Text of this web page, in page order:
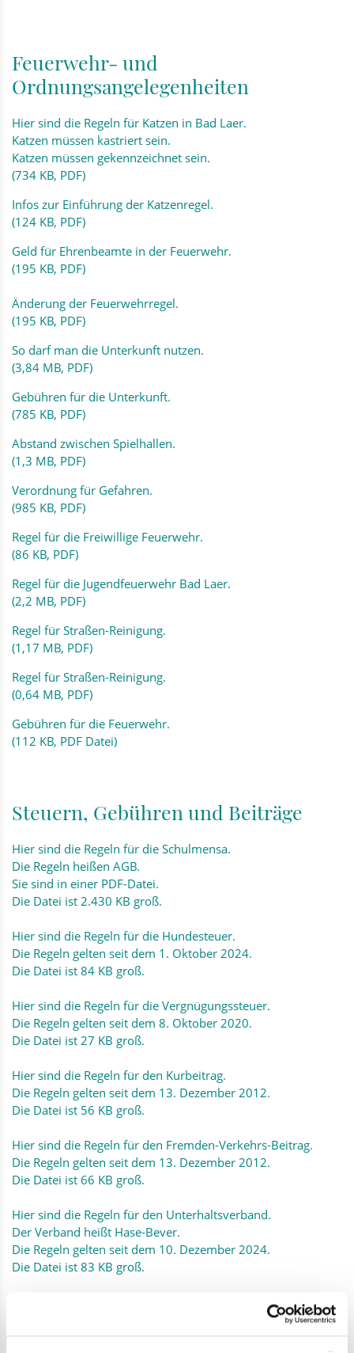
Feuerwehr- und
Ordnungsangelegenheiten
Hier sind die Regeln für Katzen in Bad Laer.
Katzen müssen kastriert sein.
Katzen müssen gekennzeichnet sein.
(734 KB, PDF)
Infos zur Einführung der Katzenregel.
(124 KB, PDF)
Geld für Ehrenbeamte in der Feuerwehr.
(195 KB, PDF)
Änderung der Feuerwehrregel.
(195 KB, PDF)
So darf man die Unterkunft nutzen.
(3,84 MB, PDF)
Gebühren für die Unterkunft.
(785 KB, PDF)
Abstand zwischen Spielhallen.
(1,3 MB, PDF)
Verordnung für Gefahren.
(985 KB, PDF)
Regel für die Freiwillige Feuerwehr.
(86 KB, PDF)
Regel für die Jugendfeuerwehr Bad Laer.
(2,2 MB, PDF)
Regel für Straßen-Reinigung.
(1,17 MB, PDF)
Regel für Straßen-Reinigung.
(0,64 MB, PDF)
Gebühren für die Feuerwehr.
(112 KB, PDF Datei)
Steuern, Gebühren und Beiträge
Hier sind die Regeln für die Schulmensa.
Die Regeln heißen AGB.
Sie sind in einer PDF-Datei.
Die Datei ist 2.430 KB groß.
Hier sind die Regeln für die Hundesteuer.
Die Regeln gelten seit dem 1. Oktober 2024.
Die Datei ist 84 KB groß.
Hier sind die Regeln für die Vergnügungssteuer.
Die Regeln gelten seit dem 8. Oktober 2020.
Die Datei ist 27 KB groß.
Hier sind die Regeln für den Kurbeitrag.
Die Regeln gelten seit dem 13. Dezember 2012.
Die Datei ist 56 KB groß.
Hier sind die Regeln für den Fremden-Verkehrs-Beitrag.
Die Regeln gelten seit dem 13. Dezember 2012.
Die Datei ist 66 KB groß.
Hier sind die Regeln für den Unterhaltsverband.
Der Verband heißt Hase-Bever.
Die Regeln gelten seit dem 10. Dezember 2024.
Die Datei ist 83 KB groß.
Die Datei ist 114 KB groß.